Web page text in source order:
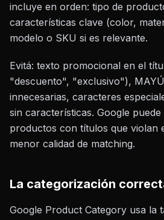
incluye en orden: tipo de
características clave (color,
modelo o SKU si es relevante.
Evitá: texto promocional en el
"descuento", "exclusivo"),
innecesarias, caracteres
sin características. Google
productos con títulos que violan
menor calidad de matching.
La categorización
Google Product Category usa la